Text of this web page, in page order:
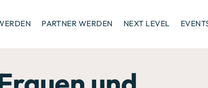
PARTNER WERDEN NEXT LEVEL